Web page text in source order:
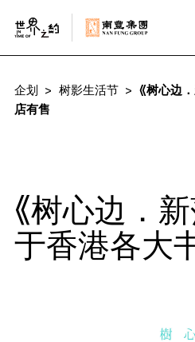
企划 树影生活节
《树心边
店有售
《树心边．
于香港各大